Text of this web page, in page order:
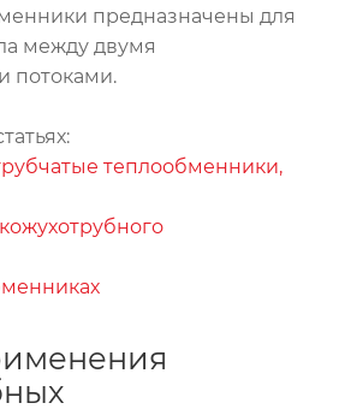
предназначены для
между двумя
потоками.
теплообменники,